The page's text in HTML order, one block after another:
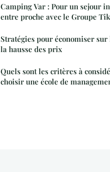
Camping Var : Pour un sejour
entre proche avec le Groupe
Stratégies pour économiser
la hausse des prix
Quels sont les critères à
choisir une école de